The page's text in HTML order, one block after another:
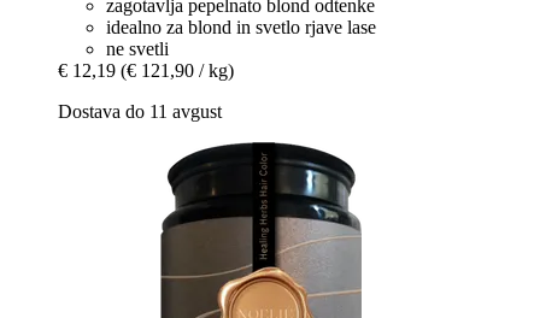
zagotavlja pepelnato blond odtenke
idealno za blond in svetlo rjave lase
ne svetli
€ 12,19 (€ 121,90 / kg)
Dostava do 11 avgust